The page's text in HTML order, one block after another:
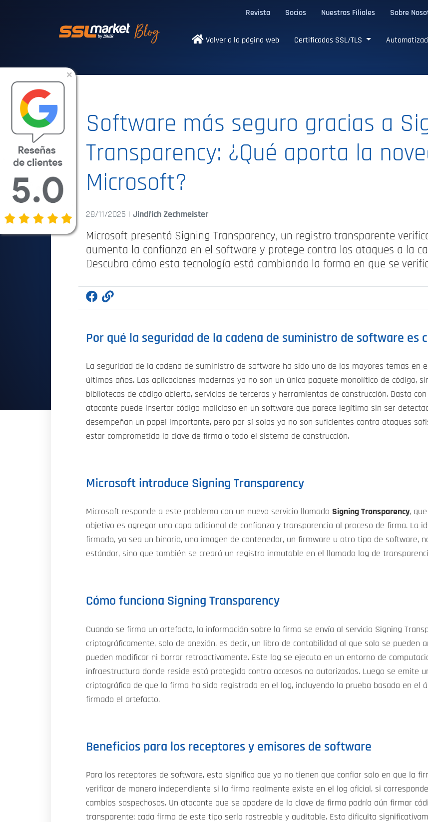
Revista Socios Nuestras Filiales Sobre
Certificados SSL/TLS confiables
Volver a la página web Certificados SSL/TLS
Software más seguro gracias a
Transparency: ¿Qué aporta la
Microsoft?
28/11/2025 | Jindřich Zechmeister
Microsoft presentó Signing Transparency, un registro transparente
aumenta la confianza en el software y protege contra los ataques a la
Descubra cómo esta tecnología está cambiando la forma en que se
Por qué la seguridad de la cadena de suministro de software es
La seguridad de la cadena de suministro de software ha sido uno de los mayores temas en
últimos años. Las aplicaciones modernas ya no son un único paquete monolítico de código,
bibliotecas de código abierto, servicios de terceros y herramientas de construcción. Basta
atacante puede insertar código malicioso en un software que parece legítimo sin ser
desempeñan un papel importante, pero por sí solas ya no son suficientes contra ataques
estar comprometida la clave de firma o todo el sistema de construcción.
Microsoft introduce Signing Transparency
Microsoft responde a este problema con un nuevo servicio llamado Signing Transparency,
objetivo es agregar una capa adicional de confianza y transparencia al proceso de firma. La
firmado, ya sea un binario, una imagen de contenedor, un firmware u otro tipo de software,
estándar, sino que también se creará un registro inmutable en el llamado log de
Cómo funciona Signing Transparency
Cuando se firma un artefacto, la información sobre la firma se envía al servicio Signing
criptográficamente, solo de anexión, es decir, un libro de contabilidad al que solo se pueden
pueden modificar ni borrar retroactivamente. Este log se ejecuta en un entorno de
infraestructura donde reside está protegida contra accesos no autorizados. Luego se emite
criptográfica de que la firma ha sido registrada en el log, incluyendo la prueba basada en el
firmado el artefacto.
Beneficios para los receptores y emisores de software
Para los receptores de software, esto significa que ya no tienen que confiar solo en que la
verificar de manera independiente si la firma realmente existe en el log oficial, si
cambios sospechosos. Un atacante que se apodere de la clave de firma podría aún firmar
transparente: cada firma de este tipo sería rastreable y auditable. Esto dificulta
×